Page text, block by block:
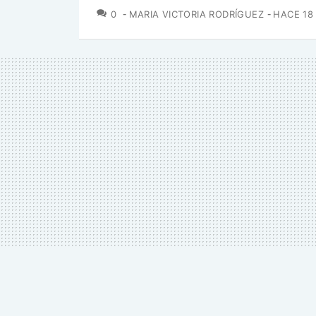
0 COMENTARIOS
MARIA VICTORIA RODRÍGUEZ HACE